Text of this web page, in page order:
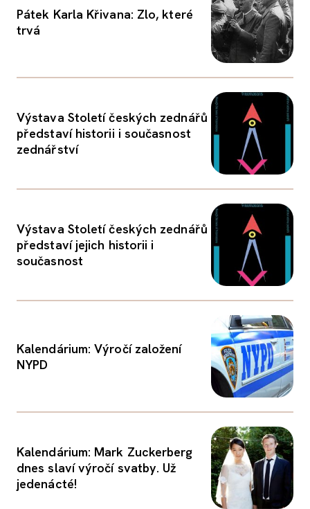
PORADNA
Pátek Karla Křivana: Zlo, které
trvá
Výstava Století českých zednářů
představí historii i současnost
zednářství
Výstava Století českých zednářů
představí jejich historii i
současnost
Kalendárium: Výročí založení
NYPD
Kalendárium: Mark Zuckerberg
dnes slaví výročí svatby. Už
jedenácté!